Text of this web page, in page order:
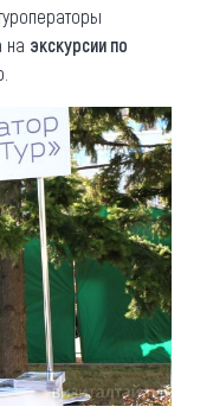
на экскурсии по